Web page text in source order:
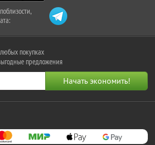
покупках
предложения